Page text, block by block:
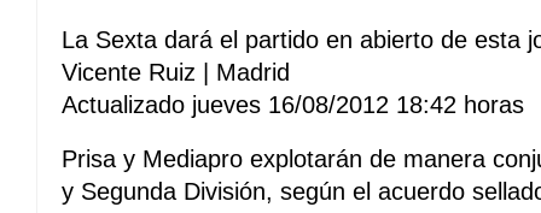
La Sexta dará el partido en abierto de esta
Vicente Ruiz | Madrid
Actualizado jueves 16/08/2012 18:42 horas
Prisa y Mediapro explotarán de manera
y Segunda División, según el acuerdo